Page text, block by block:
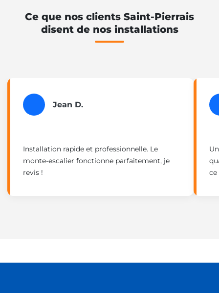
Ce que nos clients Saint-Pierrais
disent de nos installations
Jean D.
Installation rapide et professionnelle. Le
monte-escalier fonctionne parfaitement, je
revis !
ce